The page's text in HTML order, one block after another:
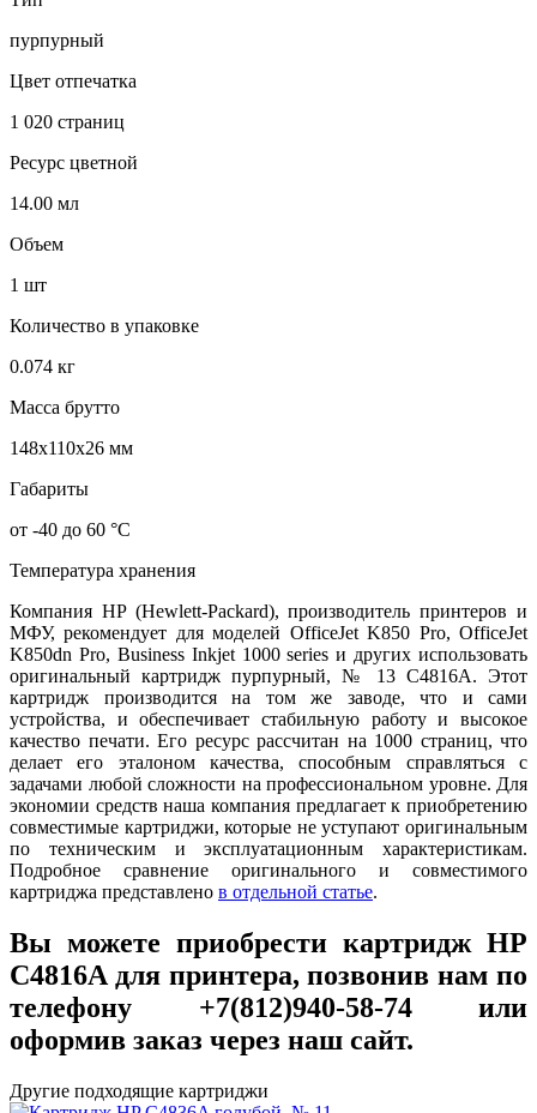
пурпурный
Цвет отпечатка
1 020 страниц
Ресурс цветной
14.00 мл
Объем
1 шт
Количество в упаковке
0.074 кг
Масса брутто
148x110x26 мм
Габариты
от -40 до 60 °C
Температура хранения
Компания HP (Hewlett-Packard), производитель принтеров и
МФУ, рекомендует для моделей OfficeJet K850 Pro, OfficeJet
K850dn Pro, Business Inkjet 1000 series и других использовать
оригинальный картридж пурпурный, № 13 C4816A. Этот
картридж производится на том же заводе, что и сами
устройства, и обеспечивает стабильную работу и высокое
качество печати. Его ресурс рассчитан на 1000 страниц, что
делает его эталоном качества, способным справляться с
задачами любой сложности на профессиональном уровне. Для
экономии средств наша компания предлагает к приобретению
совместимые картриджи, которые не уступают оригинальным
по техническим и эксплуатационным характеристикам.
Подробное сравнение оригинального и совместимого
картриджа представлено в отдельной статье.
Вы можете приобрести картридж HP
C4816A для принтера, позвонив нам по
телефону +7(812)940-58-74 или
оформив заказ через наш сайт.
Другие подходящие картриджи